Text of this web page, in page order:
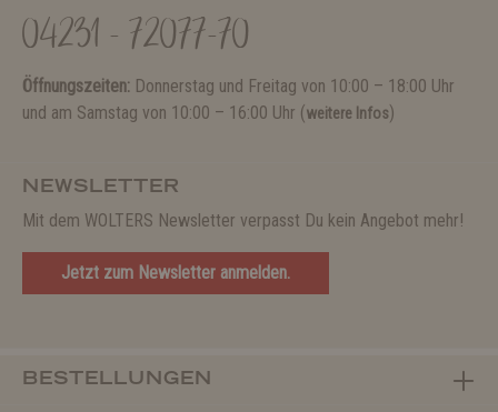
04231 - 72077-70
Öffnungszeiten: Donnerstag und Freitag von 10:00 – 18:00 Uhr
und am Samstag von 10:00 – 16:00 Uhr (weitere Infos)
NEWSLETTER
Mit dem WOLTERS Newsletter verpasst Du kein Angebot mehr!
Jetzt zum Newsletter anmelden.
BESTELLUNGEN